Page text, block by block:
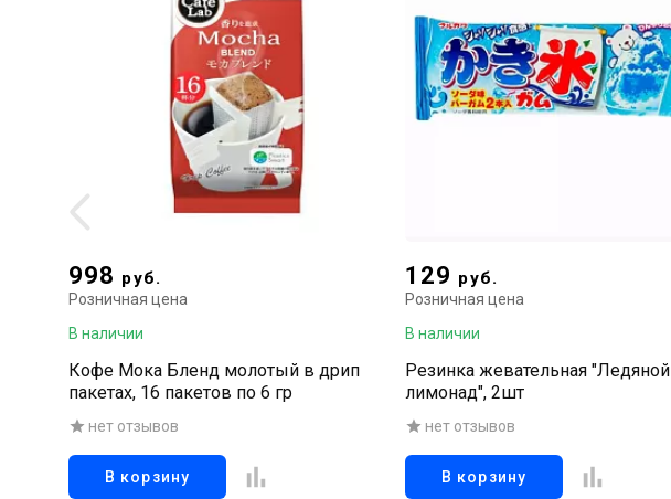
998 руб.
Розничная цена
В наличии
Кофе Мока Бленд молотый в дрип
пакетах, 16 пакетов по 6 гр
нет отзывов
В корзину
129 руб.
Розничная цена
В наличии
Резинка жевательная "Ледяной
лимонад", 2шт
нет отзывов
В корзину